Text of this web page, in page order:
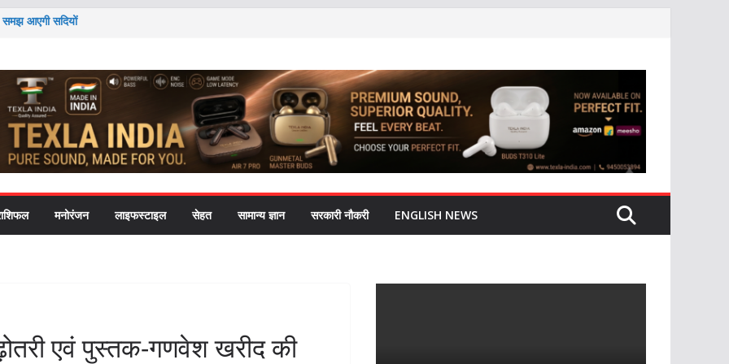
आएगी सदियों
ने राष्ट्रपति-
को लेकर
की चिंता ने पोते को
मनोरंजन लाइफस्टाइल सेहत सामान्य ज्ञान सरकारी नौकरी ENGLISH NEWS
एवं पुस्तक-गणवेश खरीद की